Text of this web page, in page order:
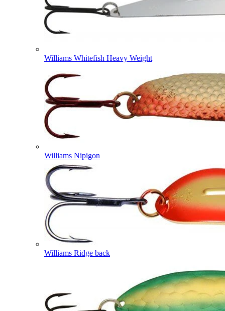
Williams Whitefish Heavy Weight
Williams Nipigon
Williams Ridge back